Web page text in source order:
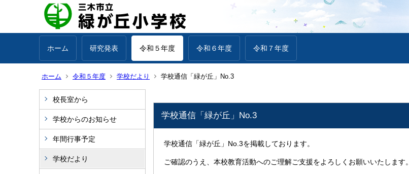
ホーム 研究発表 令和５年度 令和６年度 令和７年度
ホーム 令和５年度 学校だより 学校通信「緑が丘」No.3
校長室から
学校からのお知らせ
年間行事予定
学校だより
学校通信「緑が丘」No.3
学校通信「緑が丘」No.3を掲載しております。
ご確認のうえ、本校教育活動へのご理解ご支援をよろしくお願いいたします。